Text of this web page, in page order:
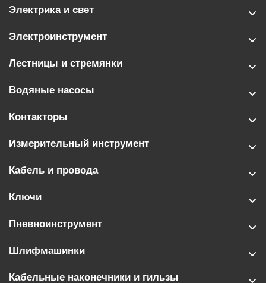
Электрика и свет
Электроинструмент
Лестницы и стремянки
Водяные насосы
Контакторы
Измерительный инструмент
Кабель и провода
Ключи
Пневноинструмент
Шлифмашинки
Кабельные наконечники и гильзы